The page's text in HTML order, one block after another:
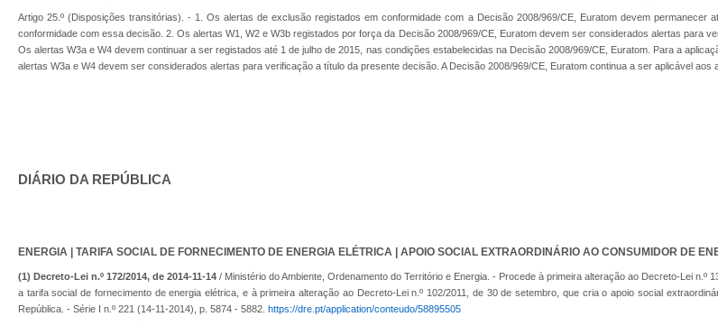
Artigo 25.º (Disposições transitórias). - 1. Os alertas de exclusão registados em conformidade com a Decisão 2008/969/CE, Euratom devem permanecer
conformidade com essa decisão. 2. Os alertas W1, W2 e W3b registados por força da Decisão 2008/969/CE, Euratom devem ser considerados alertas para
Os alertas W3a e W4 devem continuar a ser registados até 1 de julho de 2015, nas condições estabelecidas na Decisão 2008/969/CE, Euratom. Para a
alertas W3a e W4 devem ser considerados alertas para verificação a título da presente decisão. A Decisão 2008/969/CE, Euratom continua a ser aplicável aos
DIÁRIO DA REPÚBLICA
ENERGIA | TARIFA SOCIAL DE FORNECIMENTO DE ENERGIA ELÉTRICA | APOIO SOCIAL EXTRAORDINÁRIO AO CONSUMIDOR DE
(1) Decreto-Lei n.º 172/2014, de 2014-11-14 / Ministério do Ambiente, Ordenamento do Território e Energia. - Procede à primeira alteração ao Decreto-Lei n.º
a tarifa social de fornecimento de energia elétrica, e à primeira alteração ao Decreto-Lei n.º 102/2011, de 30 de setembro, que cria o apoio social
República. - Série I n.º 221 (14-11-2014), p. 5874 - 5882. https://dre.pt/application/conteudo/58895505